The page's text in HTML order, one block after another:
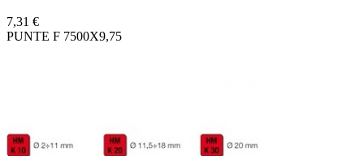
7,31 €
PUNTE F 7500X9,75